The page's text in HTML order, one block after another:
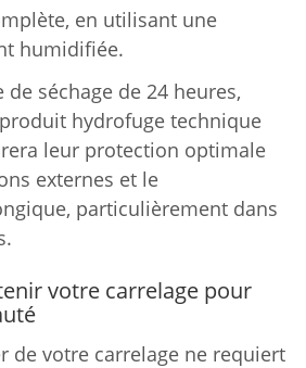
en utilisant une
humidifiée.
séchage de 24 heures,
hydrofuge technique
leur protection optimale
externes et le
particulièrement dans
votre carrelage pour
de votre carrelage ne requiert